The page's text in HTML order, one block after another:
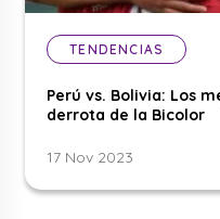
TENDENCIAS
Perú vs. Bolivia: Los
derrota de la Bicolor
17 Nov 2023